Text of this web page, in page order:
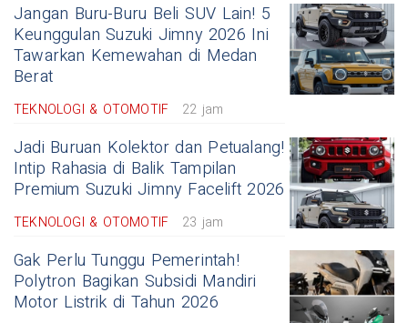
Jangan Buru-Buru Beli SUV Lain! 5
Keunggulan Suzuki Jimny 2026 Ini
Tawarkan Kemewahan di Medan
Berat
TEKNOLOGI & OTOMOTIF 22 jam
Jadi Buruan Kolektor dan Petualang!
Intip Rahasia di Balik Tampilan
Premium Suzuki Jimny Facelift 2026
TEKNOLOGI & OTOMOTIF 23 jam
Gak Perlu Tunggu Pemerintah!
Polytron Bagikan Subsidi Mandiri
Motor Listrik di Tahun 2026